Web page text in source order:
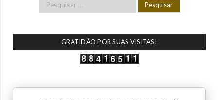
GRATIDÃO POR SUAS VISITAS!